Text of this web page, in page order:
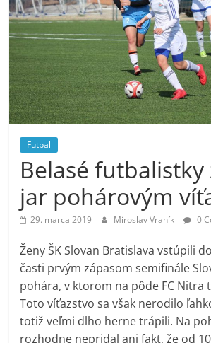
Futbal
Belasé futbalistky
jar pohárovým
29. marca 2019 Miroslav Vraník 0
Ženy ŠK Slovan Bratislava vstúpili
časti prvým zápasom semifinále
pohára, v ktorom na pôde FC Nitra
Toto víťazstvo sa však nerodilo
totiž veľmi dlho herne trápili. Na
rozhodne nepridal ani fakt, že od